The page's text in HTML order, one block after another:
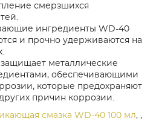
смерзшихся
ингредиенты WD-40
и прочно удерживаются на
металлические
обеспечивающими
которые предохраняют
причин коррозии.
смазка WD-40 100 мл, ,